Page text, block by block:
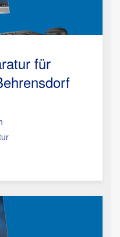
für